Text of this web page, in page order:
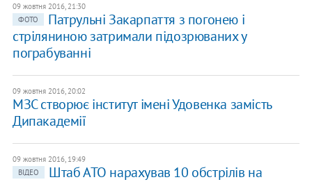
09 жовтня 2016, 21:30
ФОТО
Патрульні Закарпаття з погонею і
стріляниною затримали підозрюваних у
пограбуванні
09 жовтня 2016, 20:02
МЗС створює інститут імені Удовенка замість
Дипакадемії
09 жовтня 2016, 19:49
ВІДЕО
Штаб АТО нарахував 10 обстрілів на